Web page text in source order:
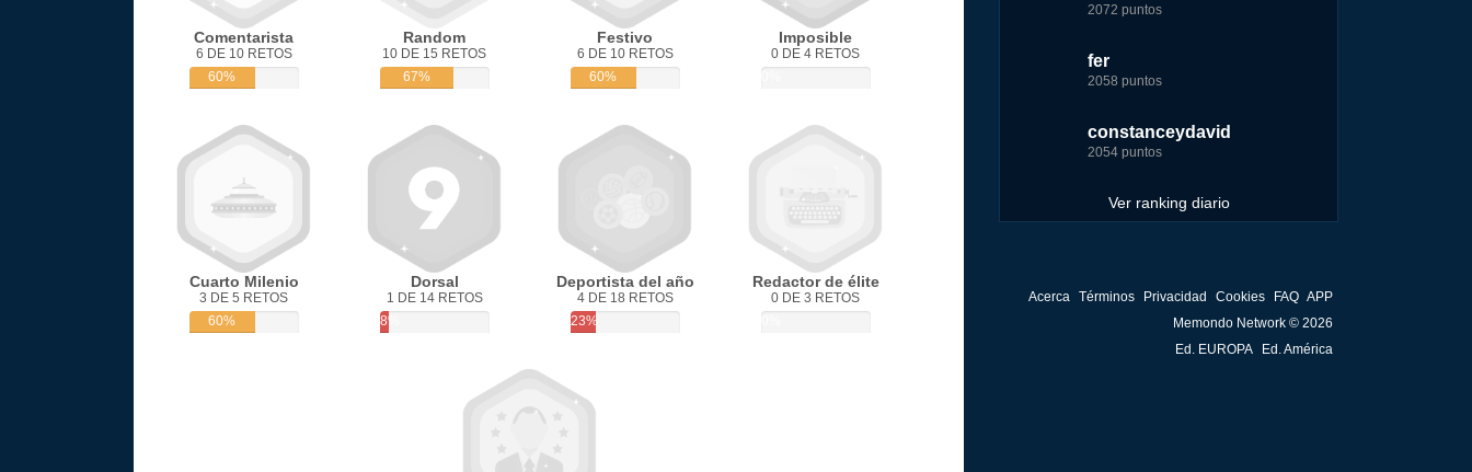
Comentarista
6 DE 10 RETOS
60%
Random
10 DE 15 RETOS
67%
Festivo
6 DE 10 RETOS
60%
Imposible
0 DE 4 RETOS
Cuarto Milenio
3 DE 5 RETOS
60%
Dorsal
1 DE 14 RETOS
8%
Deportista del año
4 DE 18 RETOS
23%
Redactor de élite
0 DE 3 RETOS
2072 puntos
fer
2058 puntos
constanceydavid
2054 puntos
Ver ranking diario
4174 puntos
123dale
4157 puntos
saray
3131 puntos
8283 puntos
123dale
7255 puntos
tete
6242 puntos
252929 puntos
john
244881 puntos
fer
236750 puntos
Acerca Términos Privacidad Cookies FAQ APP
Memondo Network © 2026
Ed. EUROPA
Ed. América